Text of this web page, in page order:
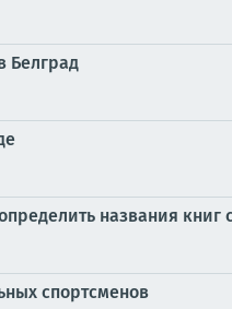
Белград
названия
спортсменов